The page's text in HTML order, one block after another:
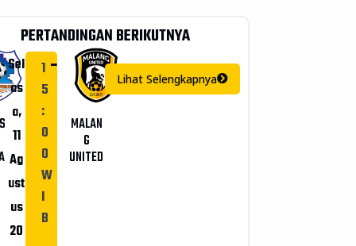
PERTANDINGAN BERIKUTNYA
Sel
as
a,
11
Ag
ust
us
20
1
5
:
0
0
W
I
B
-
MALAN
G
UNITED
Lihat Selengkapnya